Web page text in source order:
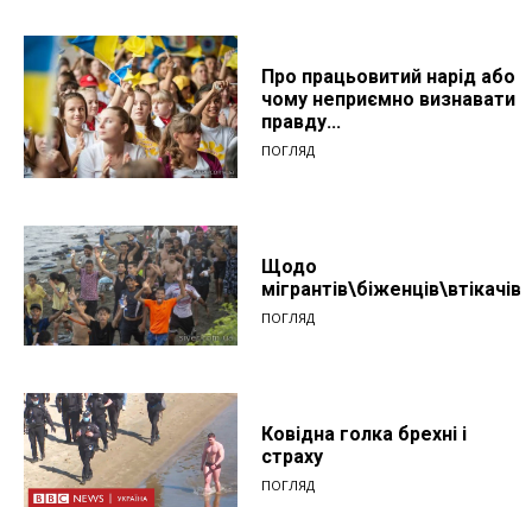
Про працьовитий нарід або
чому неприємно визнавати
правду...
ПОГЛЯД
Щодо
мігрантів\біженців\втікачів
ПОГЛЯД
Ковідна голка брехні і
страху
ПОГЛЯД